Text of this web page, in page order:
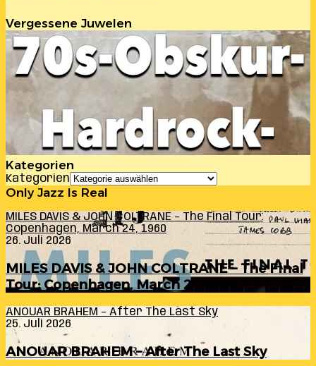
Vergessene Juwelen
Kategorien
Kategorien
Only Jazz Is Real
MILES DAVIS & JOHN COLTRANE – The Final Tour:
Copenhagen, March 24, 1960
26. Juli 2026
MILES DAVIS & JOHN COLTRANE – The Final
Tour: Copenhagen, March 24, 1960
ANOUAR BRAHEM – After The Last Sky
25. Juli 2026
ANOUAR BRAHEM – After The Last Sky